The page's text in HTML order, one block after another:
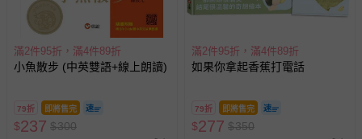
滿2件95折，滿4件89折
小魚散步 (中英雙語+線上朗讀)
79折 即將售完
$237 $300
滿2件95折，滿4件89折
如果你拿起香蕉打電話
79折 即將售完
$277 $350